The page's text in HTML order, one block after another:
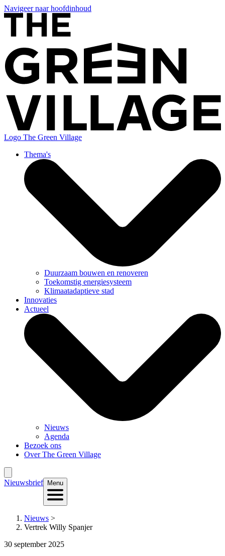
Navigeer naar hoofdinhoud
Logo The Green Village
Thema's
Duurzaam bouwen en renoveren
Toekomstig energiesysteem
Klimaatadaptieve stad
Innovaties
Actueel
Nieuws
Agenda
Bezoek ons
Over The Green Village
Nieuwsbrief Menu
Nieuws >
Vertrek Willy Spanjer
30 september 2025